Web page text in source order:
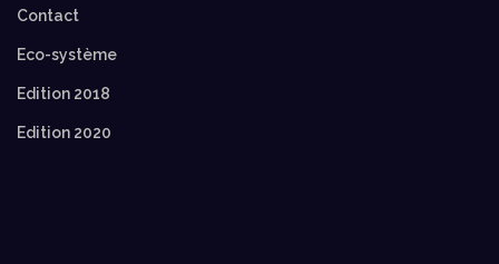
Contact
Eco-système
Edition 2018
Edition 2020